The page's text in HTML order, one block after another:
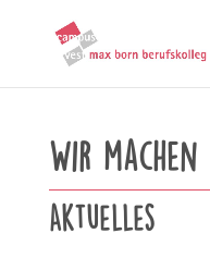
Wir machen
Aktuelles